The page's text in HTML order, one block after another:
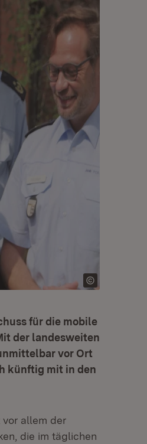
für die mobile
der landesweiten
vor Ort
künftig mit in den
vor allem der
die im täglichen